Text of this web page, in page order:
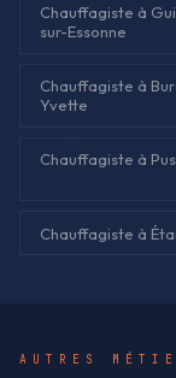
Chauffagiste à
sur-Essonne
Chauffagiste à
Yvette
Chauffagiste à
Chauffagiste à
AUTRES